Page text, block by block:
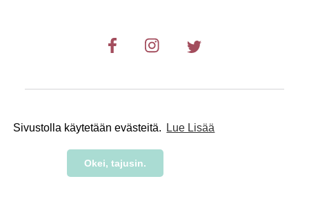
Sivustolla käytetään evästeitä. Lue Lisää
Okei, tajusin.